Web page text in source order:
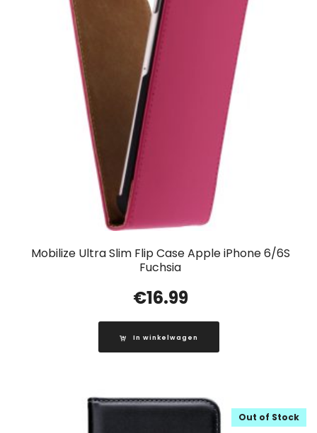
Mobilize Ultra Slim Flip Case Apple iPhone 6/6S
Fuchsia
€16.99
In winkelwagen
Out of Stock